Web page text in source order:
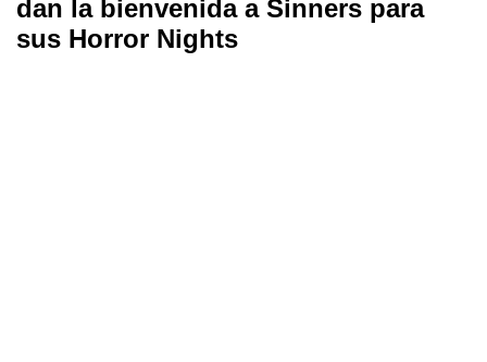
dan la bienvenida a Sinners para
sus Horror Nights